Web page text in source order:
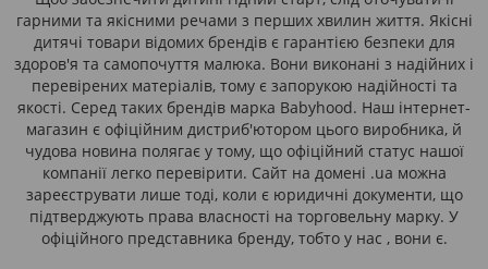
гарними та якісними речами з перших хвилин життя. Якісні
дитячі товари відомих брендів є гарантією безпеки для
здоров'я та самопочуття малюка. Вони виконані з надійних і
перевірених матеріалів, тому є запорукою надійності та
якості. Серед таких брендів марка Babyhood. Наш інтернет-
магазин є офіційним дистриб'ютором цього виробника, й
чудова новина полягає у тому, що офіційний статус нашої
компанії легко перевірити. Сайт на домені .ua можна
зареєструвати лише тоді, коли є юридичні документи, що
підтверджують права власності на торговельну марку. У
офіційного представника бренду, тобто у нас , вони є.